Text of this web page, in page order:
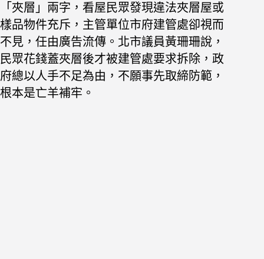
「夾層」兩字， 看屋民眾發現違法夾層屋或
樣品物件充斥，主管單位市府建管處卻視而
不見，任由廣告流傳。北市議員黃珊珊說，
民眾花錢蓋夾層後才被建管處要求拆除，政
府總以人手不足為由，不願事先取締防範，
根本是亡羊補牢。